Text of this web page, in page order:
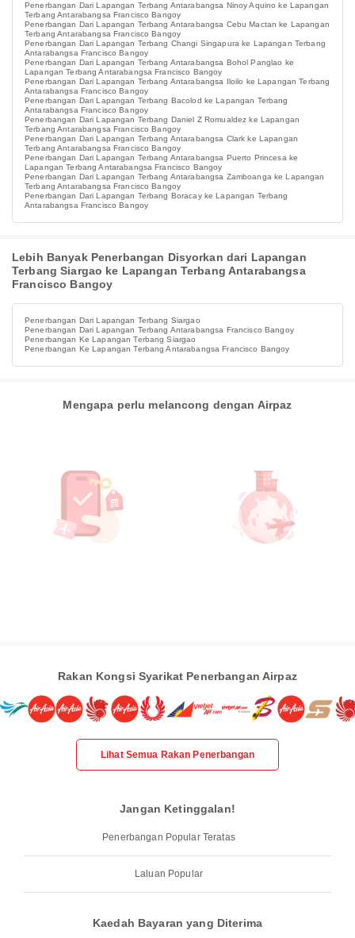
Penerbangan Dari Lapangan Terbang Antarabangsa Ninoy Aquino ke Lapangan
Terbang Antarabangsa Francisco Bangoy
Penerbangan Dari Lapangan Terbang Antarabangsa Cebu Mactan ke Lapangan
Terbang Antarabangsa Francisco Bangoy
Penerbangan Dari Lapangan Terbang Changi Singapura ke Lapangan Terbang
Antarabangsa Francisco Bangoy
Penerbangan Dari Lapangan Terbang Antarabangsa Bohol Panglao ke
Lapangan Terbang Antarabangsa Francisco Bangoy
Penerbangan Dari Lapangan Terbang Antarabangsa Iloilo ke Lapangan Terbang
Antarabangsa Francisco Bangoy
Penerbangan Dari Lapangan Terbang Bacolod ke Lapangan Terbang
Antarabangsa Francisco Bangoy
Penerbangan Dari Lapangan Terbang Daniel Z Romualdez ke Lapangan
Terbang Antarabangsa Francisco Bangoy
Penerbangan Dari Lapangan Terbang Antarabangsa Clark ke Lapangan
Terbang Antarabangsa Francisco Bangoy
Penerbangan Dari Lapangan Terbang Antarabangsa Puerto Princesa ke
Lapangan Terbang Antarabangsa Francisco Bangoy
Penerbangan Dari Lapangan Terbang Antarabangsa Zamboanga ke Lapangan
Terbang Antarabangsa Francisco Bangoy
Penerbangan Dari Lapangan Terbang Boracay ke Lapangan Terbang
Antarabangsa Francisco Bangoy
Lebih Banyak Penerbangan Disyorkan dari Lapangan
Terbang Siargao ke Lapangan Terbang Antarabangsa
Francisco Bangoy
Penerbangan Dari Lapangan Terbang Siargao
Penerbangan Dari Lapangan Terbang Antarabangsa Francisco Bangoy
Penerbangan Ke Lapangan Terbang Siargao
Penerbangan Ke Lapangan Terbang Antarabangsa Francisco Bangoy
Mengapa perlu melancong dengan Airpaz
Rakan Kongsi Syarikat Penerbangan Airpaz
Lihat Semua Rakan Penerbangan
Jangan Ketinggalan!
Penerbangan Popular Teratas
Laluan Popular
Kaedah Bayaran yang Diterima